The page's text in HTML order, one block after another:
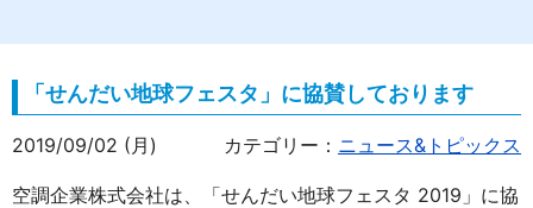
「せんだい地球フェスタ」に協賛しております
2019/09/02 (月) カテゴリー： ニュース&トピックス
空調企業株式会社は、「せんだい地球フェスタ 2019」に協